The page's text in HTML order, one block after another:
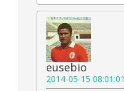
eusebio
2014-05-15 08:01:01